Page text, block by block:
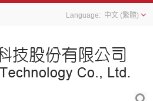
中文 (繁體)